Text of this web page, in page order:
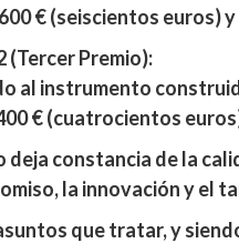
€ (seiscientos euros)
(Tercer Premio):
al instrumento
€ (cuatrocientos
deja constancia de la
la innovación y el
que tratar, y